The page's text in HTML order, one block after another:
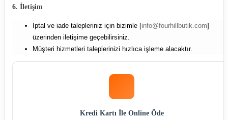
6. İletişim
İptal ve iade talepleriniz için bizimle [info@fourhillbutik.com]
üzerinden iletişime geçebilirsiniz.
Müşteri hizmetleri taleplerinizi hızlıca işleme alacaktır.
Kredi Kartı İle Online Öde